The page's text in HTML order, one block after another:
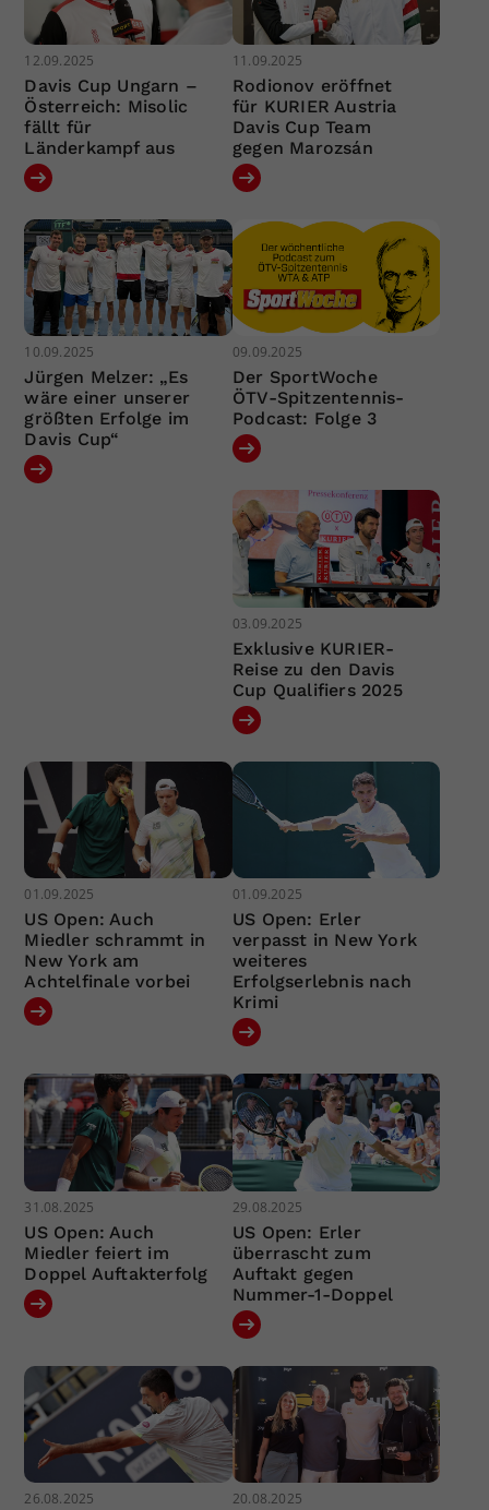
12.09.2025
Davis Cup Ungarn –
Österreich: Misolic
fällt für
Länderkampf aus
11.09.2025
Rodionov eröffnet
für KURIER Austria
Davis Cup Team
gegen Marozsán
10.09.2025
Jürgen Melzer: „Es
wäre einer unserer
größten Erfolge im
Davis Cup“
09.09.2025
Der SportWoche
ÖTV-Spitzentennis-
Podcast: Folge 3
03.09.2025
Exklusive KURIER-
Reise zu den Davis
Cup Qualifiers 2025
01.09.2025
US Open: Auch
Miedler schrammt in
New York am
Achtelfinale vorbei
01.09.2025
US Open: Erler
verpasst in New York
weiteres
Erfolgserlebnis nach
Krimi
31.08.2025
US Open: Auch
Miedler feiert im
Doppel Auftakterfolg
29.08.2025
US Open: Erler
überrascht zum
Auftakt gegen
Nummer-1-Doppel
26.08.2025 20.08.2025